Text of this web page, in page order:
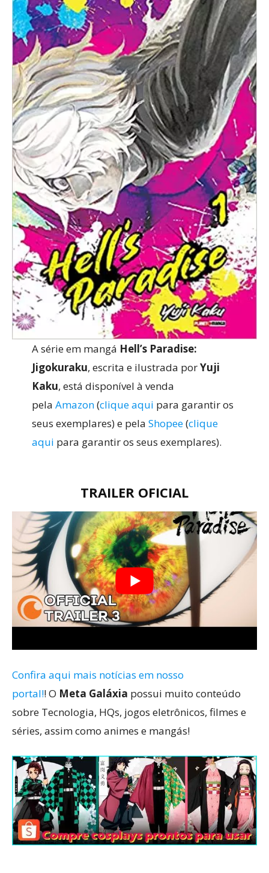
A série em mangá Hell’s Paradise:
Jigokuraku, escrita e ilustrada porYuji
Kaku, está disponível à venda
pela Amazon(clique aqui para garantir os
seus exemplares) e pela Shopee(clique
aqui para garantir os seus exemplares).
TRAILER OFICIAL
Confira aqui mais notícias em nosso
portal!! O Meta Galáxia possui muito conteúdo
sobre Tecnologia, HQs, jogos eletrônicos, filmes e
séries, assim como animes e mangás!